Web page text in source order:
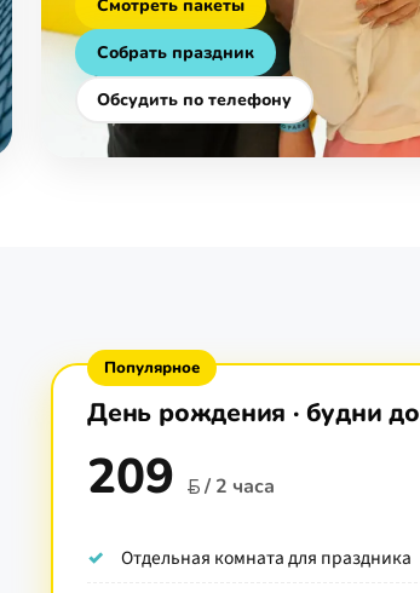
Смотреть пакеты
Собрать праздник
Обсудить по телефону
Популярное
День рождения · будни до
209 / 2 часа
Отдельная комната для праздника